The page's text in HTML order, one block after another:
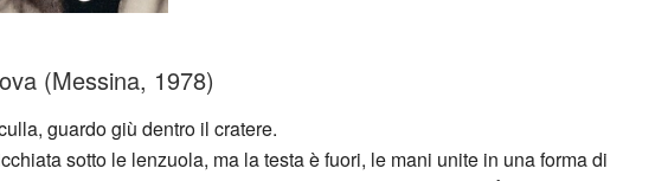
(Messina, 1978)
guardo giù dentro il cratere.
sotto le lenzuola, ma la testa è fuori, le mani unite in una forma di